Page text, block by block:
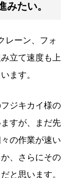
みたい。
レーン、フォ
立て速度も上
ます。
ジキカイ様の
すが、まだ先
の作業が速い
、さらにその
と思います。